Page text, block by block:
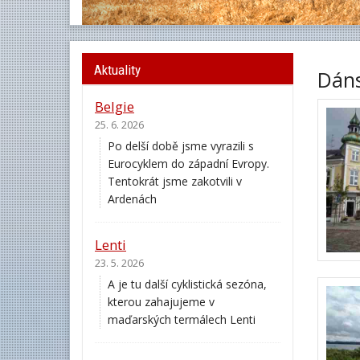
Aktuality
Belgie
25. 6. 2026
Po delší době jsme vyrazili s
Eurocyklem do západní Evropy.
Tentokrát jsme zakotvili v
Ardenách
Lenti
23. 5. 2026
A je tu další cyklistická sezóna,
kterou zahajujeme v
maďarských termálech Lenti